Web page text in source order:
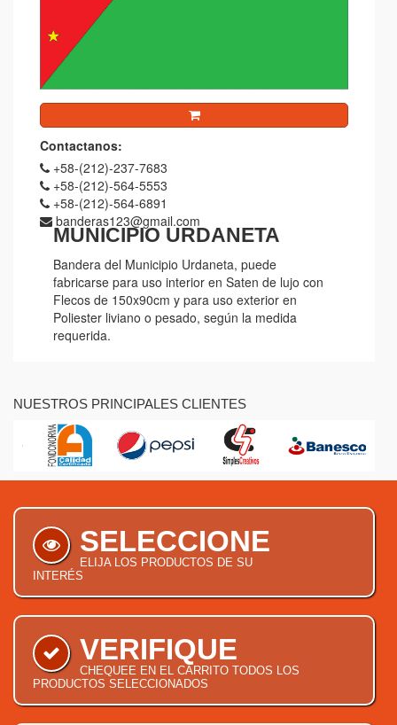
Contactanos:
+58-(212)-237-7683
+58-(212)-564-5553
+58-(212)-564-6891
banderas123@gmail.com
MUNICIPIO URDANETA
Bandera del Municipio Urdaneta, puede
fabricarse para uso interior en Saten de lujo con
Flecos de 150x90cm y para uso exterior en
Poliester liviano o pesado, según la medida
requerida.
NUESTROS PRINCIPALES CLIENTES
SELECCIONE
ELIJA LOS PRODUCTOS DE SU
INTERÉS
VERIFIQUE
CHEQUEE EN EL CARRITO TODOS LOS
PRODUCTOS SELECCIONADOS